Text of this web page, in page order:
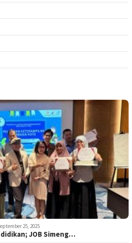
25, 2025
JOB Simeng…